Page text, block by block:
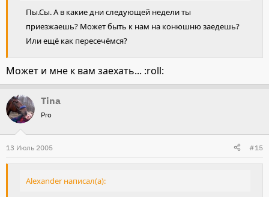
Пы.Сы. А в какие дни следующей недели ты
приезжаешь? Может быть к нам на конюшню заедешь?
Или ещё как пересечёмся?
Может и мне к вам заехать... :roll:
Tina
Pro
13 Июль 2005 #15
Alexander написал(а):